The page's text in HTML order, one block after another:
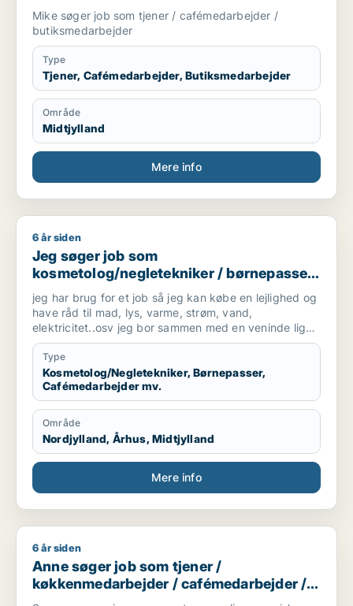
Mike søger job som tjener / cafémedarbejder /
butiksmedarbejder
Type
Tjener, Cafémedarbejder, Butiksmedarbejder
Område
Midtjylland
Mere info
Jeg søger job som kosmetolog/negletekniker /
6 år siden
Jeg søger job som
kosmetolog/negletekniker / børnepasser
/ cafémedarbejder / blomsterhandler /
fritids medarbejder
jeg har brug for et job så jeg kan købe en lejlighed og
have råd til mad, lys, varme, strøm, vand,
elektricitet..osv jeg bor sammen med en veninde lige
nu men hun skal bo med sin kæreste.
Type
Kosmetolog/Negletekniker, Børnepasser,
Cafémedarbejder mv.
Område
Nordjylland, Århus, Midtjylland
Mere info
Anne søger job som tjener / køkkenmedarbejder /
6 år siden
Anne søger job som tjener /
køkkenmedarbejder / cafémedarbejder /
butiksmedarbejder / blomsterhandler